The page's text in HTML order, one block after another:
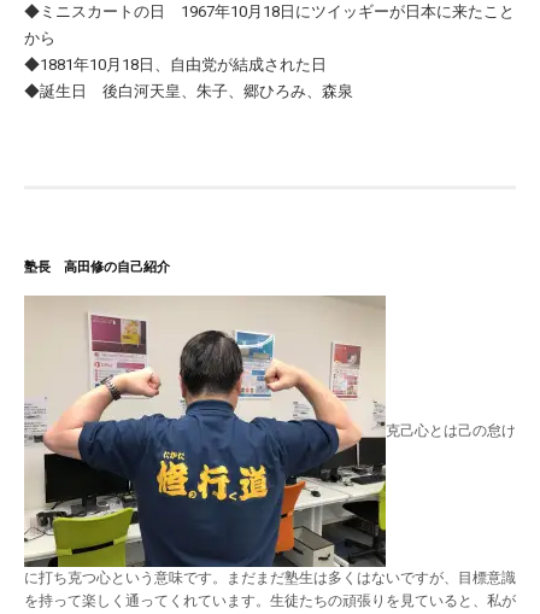
◆ミニスカートの日 1967年10月18日にツイッギーが日本に来たこと
から
◆1881年10月18日、自由党が結成された日
◆誕生日 後白河天皇、朱子、郷ひろみ、森泉
塾長 高田修の自己紹介
克己心とは己の怠け
に打ち克つ心という意味です。まだまだ塾生は多くはないですが、目標意識
を持って楽しく通ってくれています。生徒たちの頑張りを見ていると、私が